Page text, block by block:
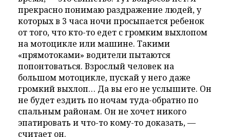
прекрасно понимаю раздражение людей, у
которых в 3 часа ночи просыпается ребенок
от того, что кто-то едет с громким выхлопом
на мотоцикле или машине. Такими
«прямотоками» водители пытаются
попонтоваться. Взрослый человек на
большом мотоцикле, пускай у него даже
громкий выхлоп… Да вы его не услышите. Он
не будет ездить по ночам туда-обратно по
спальным районам. Он не хочет никого
эпатировать и что-то кому-то доказать, —
считает он.